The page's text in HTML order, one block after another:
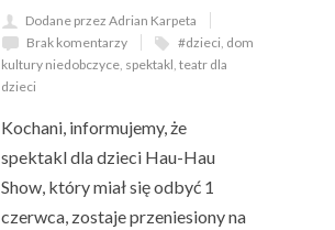
Dodane przez Adrian Karpeta
Brak komentarzy
#dzieci, dom
kultury niedobczyce, spektakl, teatr dla
dzieci
Kochani, informujemy, że
spektakl dla dzieci Hau-Hau
Show, który miał się odbyć 1
czerwca, zostaje przeniesiony na